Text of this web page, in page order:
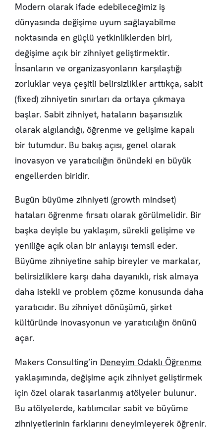
Modern olarak ifade edebileceğimiz iş
dünyasında değişime uyum sağlayabilme
noktasında en güçlü yetkinliklerden biri,
değişime açık bir zihniyet geliştirmektir.
İnsanların ve organizasyonların karşılaştığı
zorluklar veya çeşitli belirsizlikler arttıkça, sabit
(fixed) zihniyetin sınırları da ortaya çıkmaya
başlar. Sabit zihniyet, hataların başarısızlık
olarak algılandığı, öğrenme ve gelişime kapalı
bir tutumdur. Bu bakış açısı, genel olarak
inovasyon ve yaratıcılığın önündeki en büyük
engellerden biridir.
Bugün büyüme zihniyeti (growth mindset)
hataları öğrenme fırsatı olarak görülmelidir. Bir
başka deyişle bu yaklaşım, sürekli gelişime ve
yeniliğe açık olan bir anlayışı temsil eder.
Büyüme zihniyetine sahip bireyler ve markalar,
belirsizliklere karşı daha dayanıklı, risk almaya
daha istekli ve problem çözme konusunda daha
yaratıcıdır. Bu zihniyet dönüşümü, şirket
kültüründe inovasyonun ve yaratıcılığın önünü
açar.
Makers Consulting’in Deneyim Odaklı Öğrenme
yaklaşımında, değişime açık zihniyet geliştirmek
için özel olarak tasarlanmış atölyeler bulunur.
Bu atölyelerde, katılımcılar sabit ve büyüme
zihniyetlerinin farklarını deneyimleyerek öğrenir.